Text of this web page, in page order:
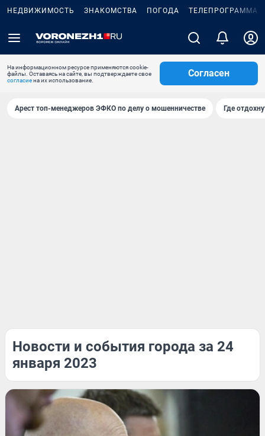
НЕДВИЖИМОСТЬ ЗНАКОМСТВА ПОГОДА ТЕЛЕПРОГРАММА
На информационном ресурсе применяются cookie-
файлы. Оставаясь на сайте, вы подтверждаете свое
согласиена их использование.
Согласен
Арест топ-менеджеров ЭФКО по делу о мошенничестве Где
Новости и события города за 24
января 2023